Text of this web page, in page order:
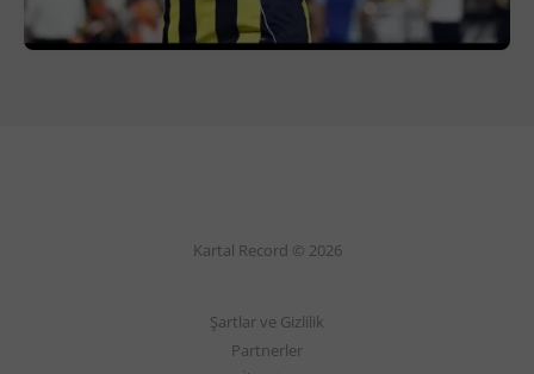
Kartal Record © 2026
Şartlar ve Gizlilik
Partnerler